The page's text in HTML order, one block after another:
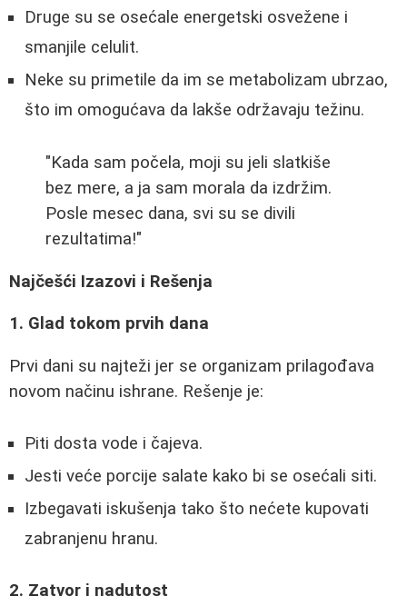
Druge su se osećale energetski osvežene i
smanjile celulit.
Neke su primetile da im se metabolizam ubrzao,
što im omogućava da lakše održavaju težinu.
"Kada sam počela, moji su jeli slatkiše
bez mere, a ja sam morala da izdržim.
Posle mesec dana, svi su se divili
rezultatima!"
Najčešći Izazovi i Rešenja
1. Glad tokom prvih dana
Prvi dani su najteži jer se organizam prilagođava
novom načinu ishrane. Rešenje je:
Piti dosta vode i čajeva.
Jesti veće porcije salate kako bi se osećali siti.
Izbegavati iskušenja tako što nećete kupovati
zabranjenu hranu.
2. Zatvor i nadutost